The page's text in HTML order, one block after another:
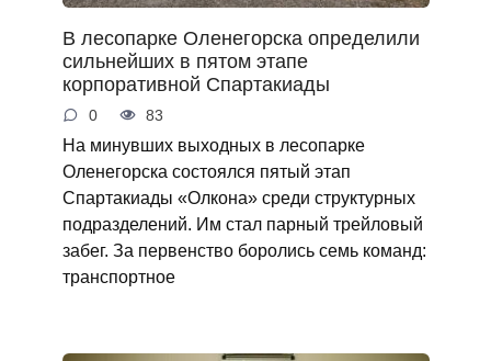
В лесопарке Оленегорска определили
сильнейших в пятом этапе
корпоративной Спартакиады
0 83
На минувших выходных в лесопарке
Оленегорска состоялся пятый этап
Спартакиады «Олкона» среди структурных
подразделений. Им стал парный трейловый
забег. За первенство боролись семь команд:
транспортное